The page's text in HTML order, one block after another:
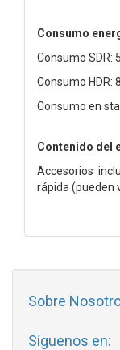
Consumo
Consumo SDR:
Consumo HDR:
Consumo en
Contenido del
Accesorios
rápida (pueden
Sobre
Síguenos en: